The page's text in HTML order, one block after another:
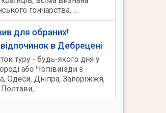
гончарства.…
для обраних!
в Дебрецені
туру - будь-якого дня у
або Чопівиїзди з
Одеси, Дніпра, Запоріжжя,